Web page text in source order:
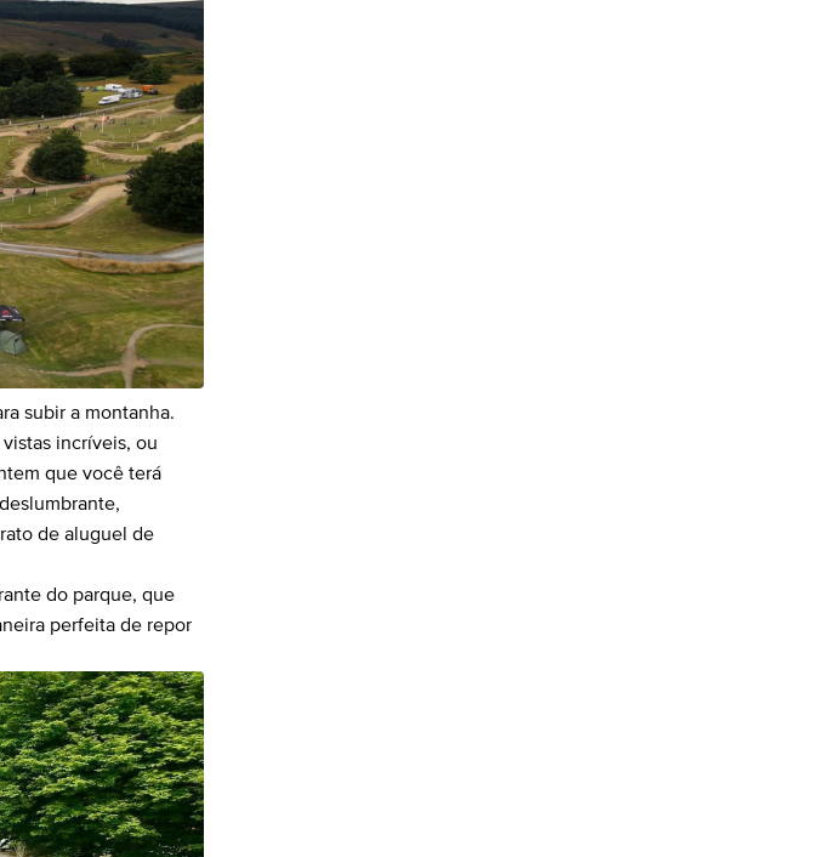
subir a montanha.
incríveis, ou
que você terá
de aluguel de
do parque, que
perfeita de repor